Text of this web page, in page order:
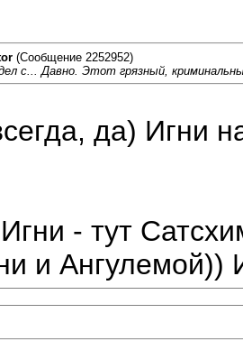
(Сообщение 2252952)
с... Давно. Этот грязный,
да) Игни
- тут
и Ангулемой))